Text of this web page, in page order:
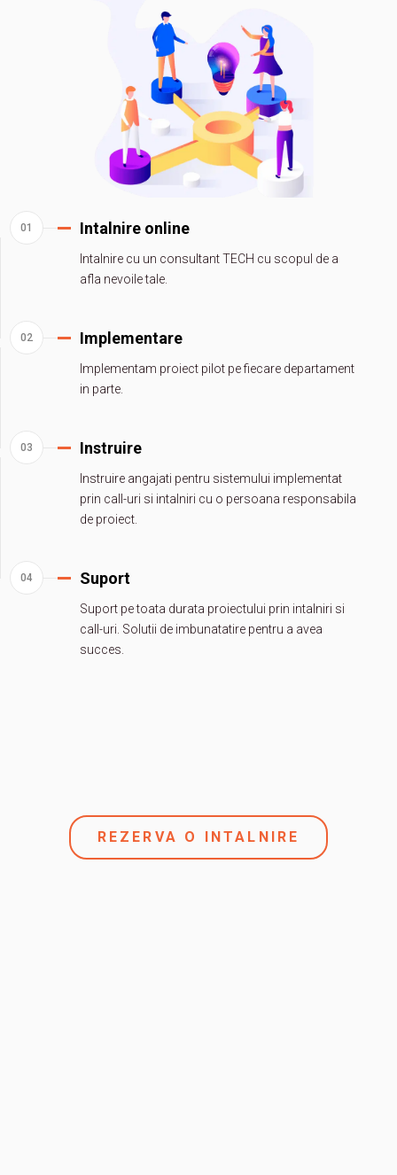
Intalnire online
Intalnire cu un consultant TECH cu scopul de a
afla nevoile tale.
Implementare
Implementam proiect pilot pe fiecare departament
in parte.
Instruire
Instruire angajati pentru sistemului implementat
prin call-uri si intalniri cu o persoana responsabila
de proiect.
Suport
Suport pe toata durata proiectului prin intalniri si
call-uri. Solutii de imbunatatire pentru a avea
succes.
REZERVA O INTALNIRE